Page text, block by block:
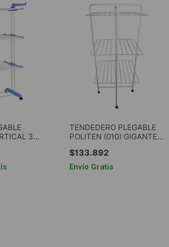
3
TENDEDERO PLEGABLE
POLITEN (010) GIGANTE
$133.892
Envío Gratis